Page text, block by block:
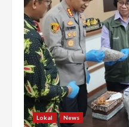
Lokal News